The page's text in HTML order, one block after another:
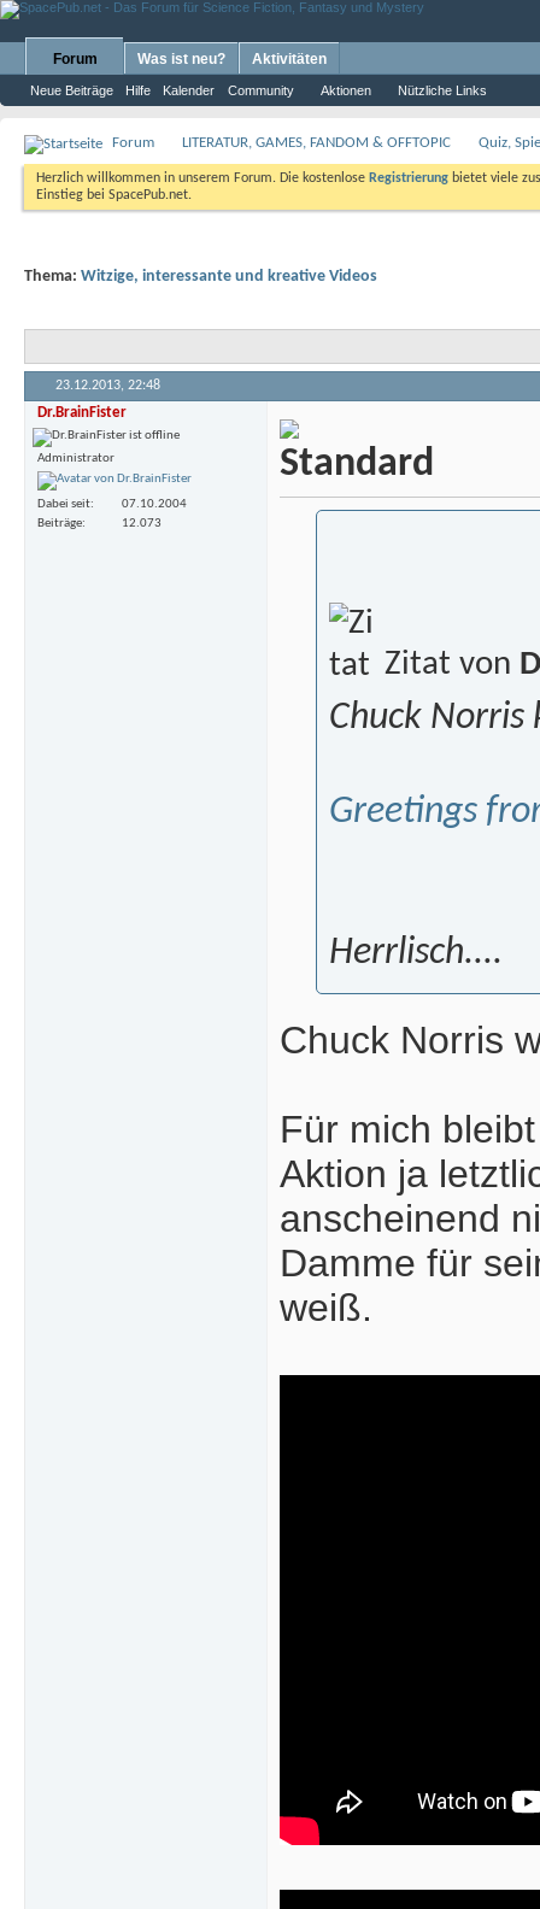
Forum
Neue Beiträge Hilfe Kalender Community Aktionen Nützliche Links
Was ist neu? Aktivitäten
Forum LITERATUR, GAMES, FANDOM & OFFTOPIC Quiz,
Herzlich willkommen in unserem Forum. Die kostenlose Registrierung bietet viele
Einstieg bei SpacePub.net.
Thema: Witzige, interessante und kreative Videos
23.12.2013, 22:48
Dr.BrainFister
Administrator
Dabei seit
07.10.2004
Beiträge
12.073
Zitat von
Chuck Norris
Greetings
Herrlisch....
Chuck Norris
Für mich
Aktion ja
anscheinend
Damme für
weiß.